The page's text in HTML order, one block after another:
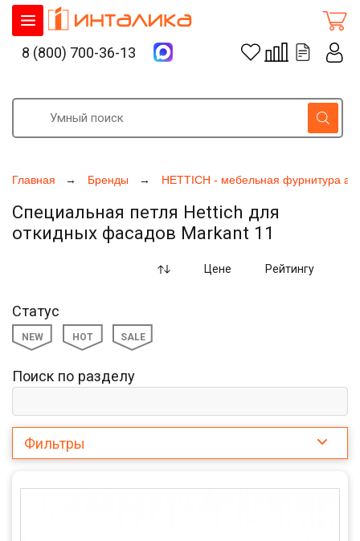
Главная Бренды HETTICH - мебельная фурнитура
Специальная петля Hettich для
откидных фасадов Markant 11
Цене Рейтингу
Статус
NEW HOT SALE
Поиск по разделу
Фильтры
8 (800) 700-36-13